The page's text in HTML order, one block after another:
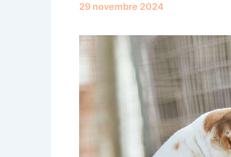
29 novembre 2024